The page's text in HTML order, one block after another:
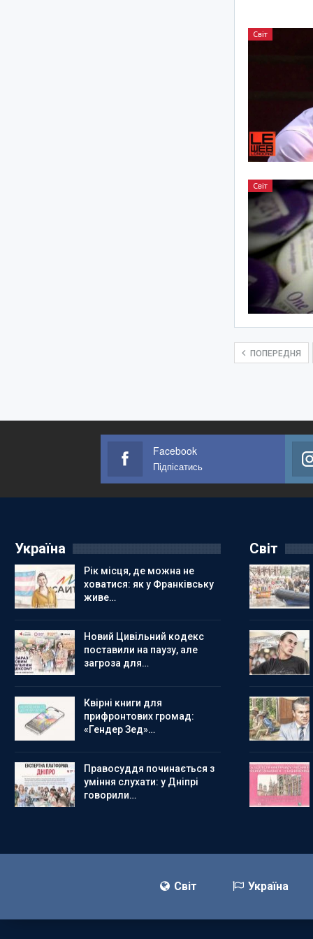
Світ
Світ
ПОПЕРЕДНЯ
Facebook
Підпісатись
Україна
Рік місця, де можна не
ховатися: як у Франківську
живе…
Новий Цивільний кодекс
поставили на паузу, але
загроза для…
Квірні книги для
прифронтових громад:
«Гендер Зед»…
Правосуддя починається з
уміння слухати: у Дніпрі
говорили…
Світ
Світ Україна